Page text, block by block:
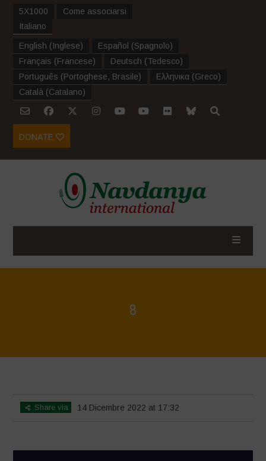
5X1000
Come associarsi
Italiano
English (Inglese) Español (Spagnolo)
Français (Francese) Deutsch (Tedesco)
Português (Portoghese, Brasile) Ελληνικα (Greco)
Català (Catalano)
DONATE
8
Share via 14 Dicembre 2022 at 17:32